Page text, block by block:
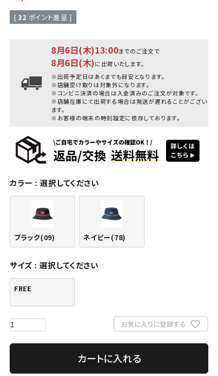
[ 32 ポイント進呈 ]
8月6日(木)13:00までのご注文で
8月6日(木)に出荷いたします。
※出荷予定日はあくまでも目安となります。
※店舗受け取りは対象外になります。
※コンビニ決済の場合は入金済みのご注文が対象です。
※店舗在庫にて出荷する場合は発送が遅れることがござい
ます。
※お客様の端末の時刻設定に依存しております。
カラー 選択してください
ブラック(09) ネイビー(78)
サイズ 選択してください
FREE
お気に入りに登録する
カートに入れる